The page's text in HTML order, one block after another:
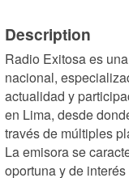
Description
Radio Exitosa es
nacional,
actualidad y
en Lima, desde
través de múltiples
La emisora se
oportuna y de